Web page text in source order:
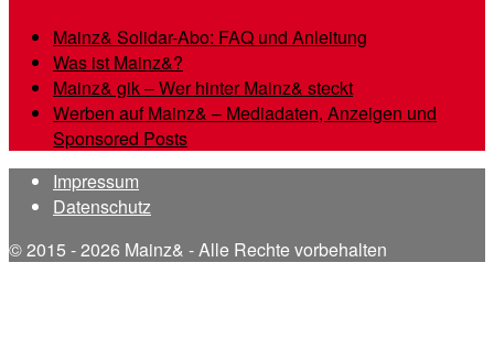
Mainz& Solidar-Abo: FAQ und Anleitung
Was ist Mainz&?
Mainz& gik – Wer hinter Mainz& steckt
Werben auf Mainz& – Mediadaten, Anzeigen und
Sponsored Posts
Impressum
Datenschutz
© 2015 - 2026 Mainz& - Alle Rechte vorbehalten